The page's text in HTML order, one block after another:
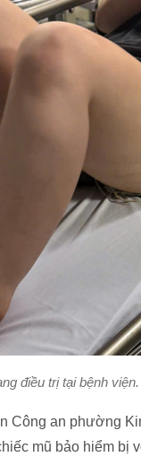
điều trị tại bệnh
Công an phường
mũ bảo hiểm